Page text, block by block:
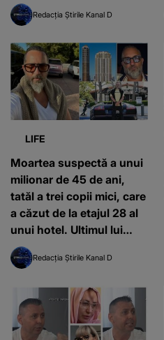
condamnată la închisoare
pe viațăRedacția Știrile Kanal D
LIFE
Moartea suspectă a unui
milionar de 45 de ani,
tatăl a trei copii mici, care
a căzut de la etajul 28 al
unui hotel. Ultimul lui
mesaj contrazice
versiunea poliției
Redacția Știrile Kanal D